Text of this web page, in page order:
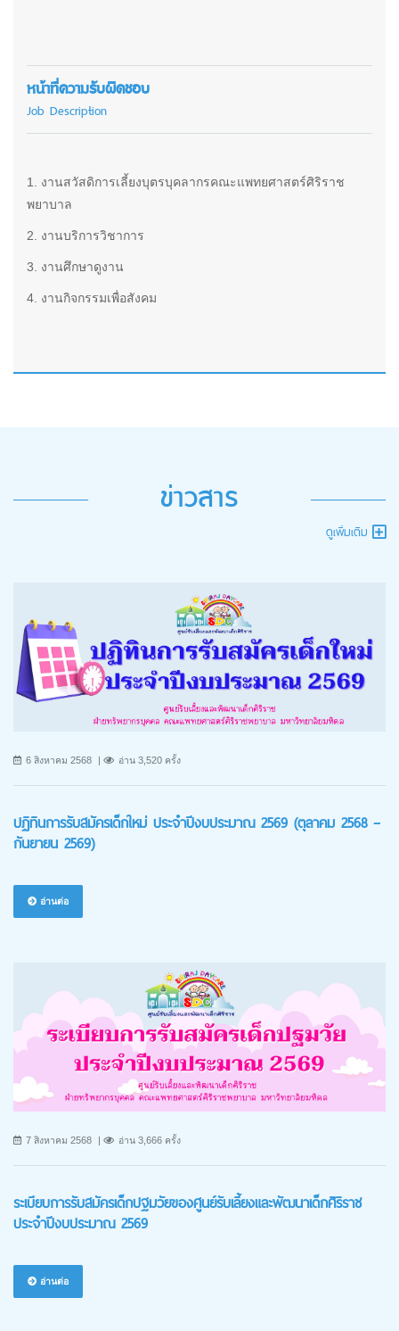
หน้าที่ความรับผิดชอบ
Job Description
1. งานสวัสดิการเลี้ยงบุตรบุคลากรคณะแพทยศาสตร์ศิริราช
พยาบาล
2. งานบริการวิชาการ
3. งานศึกษาดูงาน
4. งานกิจกรรมเพื่อสังคม
ข่าวสาร
ดูเพิ่มเติม
6 สิงหาคม 2568 อ่าน 3,520 ครั้ง
ปฏิทินการรับสมัครเด็กใหม่ ประจำปีงบประมาณ 2569 (ตุลาคม 2568 –
กันยายน 2569)
อ่านต่อ
7 สิงหาคม 2568 อ่าน 3,666 ครั้ง
ระเบียบการรับสมัครเด็กปฐมวัยของศูนย์รับเลี้ยงและพัฒนาเด็กศิริราช
ประจำปีงบประมาณ 2569
อ่านต่อ